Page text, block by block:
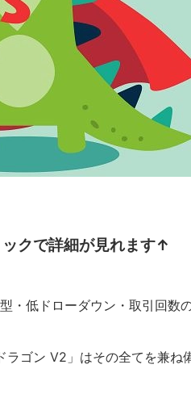
クで詳細が見れます↑
・低ドローダウン・取引回数
ゴン V2」はその全てを兼ね